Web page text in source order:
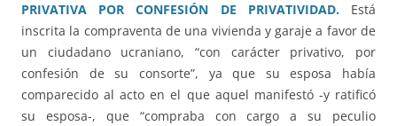
PRIVATIVA POR CONFESIÓN DE PRIVATIVIDAD.Está
inscrita la compraventa de una vivienda y garaje a favor de
un ciudadano ucraniano, “con carácter privativo, por
confesión de su consorte”, ya que su esposa había
comparecido al acto en el que aquel manifestó -y ratificó
su esposa-, que “compraba con cargo a su peculio